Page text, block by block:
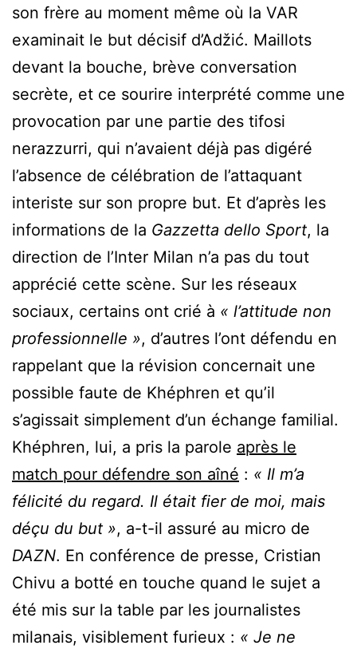
son frère au moment même où la VAR
examinait le but décisif d’Adžić. Maillots
devant la bouche, brève conversation
secrète, et ce sourire interprété comme une
provocation par une partie des tifosi
nerazzurri, qui n’avaient déjà pas digéré
l’absence de célébration de l’attaquant
interiste sur son propre but. Et d’après les
informations de la Gazzetta dello Sport, la
direction de l’Inter Milan n’a pas du tout
apprécié cette scène. Sur les réseaux
sociaux, certains ont crié à « l’attitude non
professionnelle », d’autres l’ont défendu en
rappelant que la révision concernait une
possible faute de Khéphren et qu’il
s’agissait simplement d’un échange familial.
Khéphren, lui, a pris la parole après le
match pour défendre son aîné : « Il m’a
félicité du regard. Il était fier de moi, mais
déçu du but », a-t-il assuré au micro de
DAZN. En conférence de presse, Cristian
Chivu a botté en touche quand le sujet a
été mis sur la table par les journalistes
milanais, visiblement furieux : « Je ne